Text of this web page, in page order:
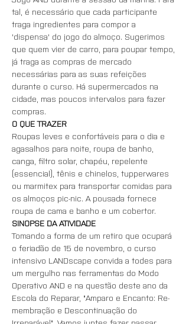
tal, é necessário que cada participante
traga ingredientes para compor a
'dispensa' do jogo do almoço. Sugerimos
que quem vier de carro, para poupar tempo,
já traga as compras de mercado
necessárias para as suas refeições
durante o curso. Há supermercados na
cidade, mas poucos intervalos para fazer
compras.
O QUE TRAZER
Roupas leves e confortáveis para o dia e
agasalhos para noite, roupa de banho,
canga, filtro solar, chapéu, repelente
(essencial), tênis e chinelos, tupperwares
ou marmitex para transportar comidas para
os almoços pic-nic. A pousada fornece
roupa de cama e banho e um cobertor.
SINOPSE DA ATIVIDADE
Tomando a forma de um retiro que ocupará
o feriadão de 15 de novembro, o curso
intensivo LANDscape convida a todes para
um mergulho nas ferramentas do Modo
Operativo AND e na questão deste ano da
Escola do Reparar, "Amparo e Encanto: Re-
membração e Descontinuação do